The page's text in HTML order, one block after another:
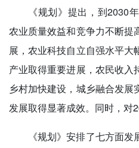
《规划》提出，到2030
农业质量效益和竞争力不断提
展，农业科技自立自强水平大
产业取得重要进展，农民收入
乡村加快建设，城乡融合发
发展取得显著成效。同时，对
《规划》安排了七方面